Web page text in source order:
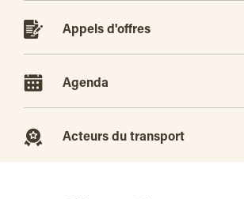
Appels d'offres
Agenda
Acteurs du transport